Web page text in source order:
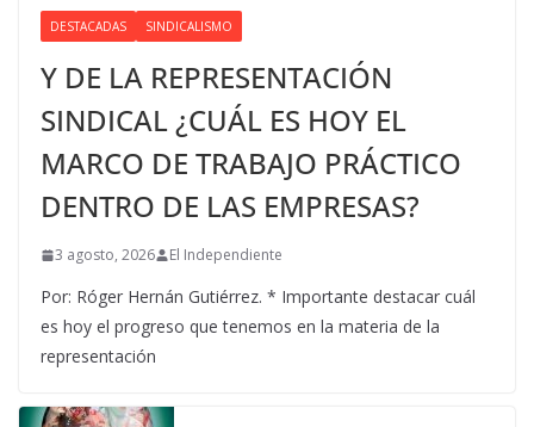
DESTACADAS SINDICALISMO
Y DE LA REPRESENTACIÓN
SINDICAL ¿CUÁL ES HOY EL
MARCO DE TRABAJO PRÁCTICO
DENTRO DE LAS EMPRESAS?
3 agosto, 2026 El Independiente
Por: Róger Hernán Gutiérrez. * Importante destacar cuál
es hoy el progreso que tenemos en la materia de la
representación